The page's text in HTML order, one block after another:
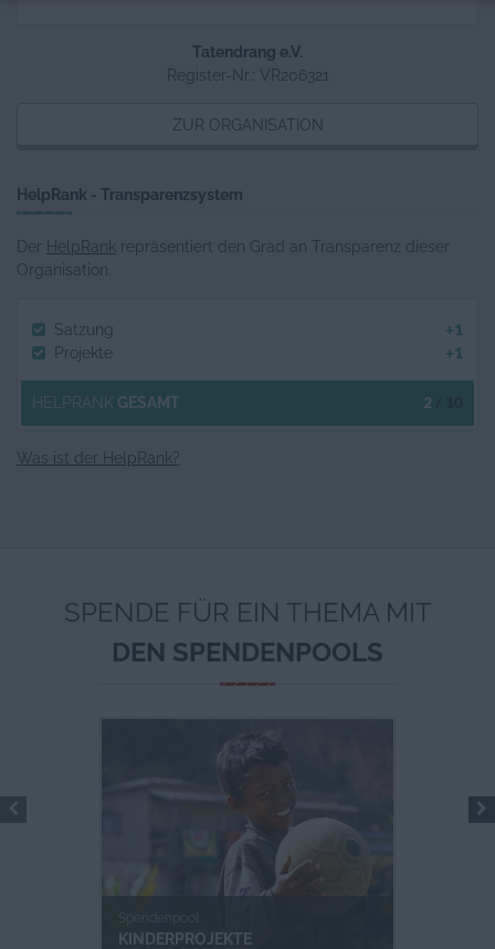
Tatendrang e.V.
Register-Nr.: VR206321
ZUR ORGANISATION
HelpRank - Transparenzsystem
Der HelpRank repräsentiert den Grad an Transparenz dieser
Organisation.
Satzung +1
Projekte +1
HELPRANK GESAMT 2
Was ist der HelpRank?
SPENDE FÜR EIN THEMA MIT
DEN SPENDENPOOLS
KINDERPROJEKTE